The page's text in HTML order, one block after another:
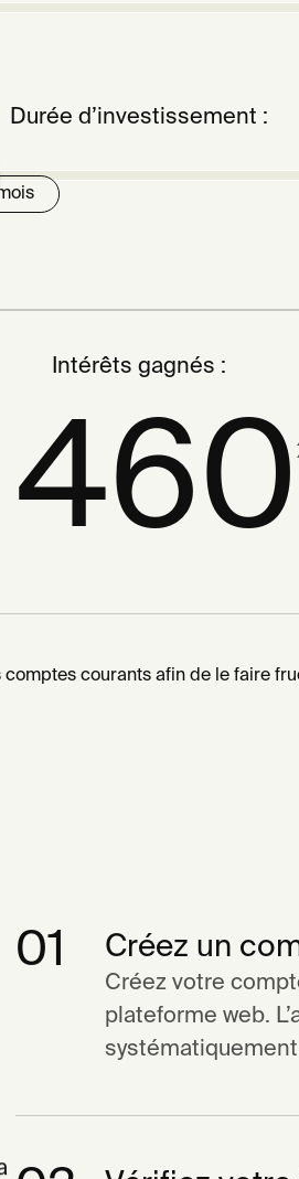
Durée d’investissement :
Intérêts gagnés :
460
01 Créez un
Créez votre
plateforme web.